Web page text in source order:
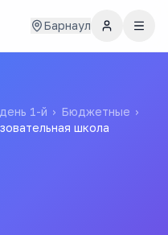
Барнаул
1-й › Бюджетные ›
школа